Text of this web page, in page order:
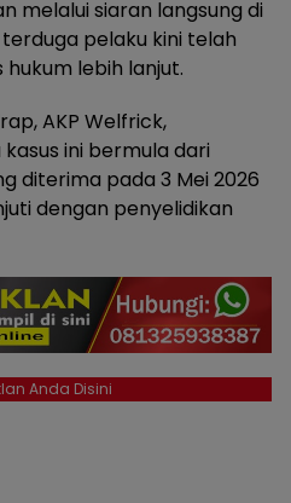
melalui siaran langsung di
pelaku kini telah
lebih lanjut.
AKP Welfrick,
ini bermula dari
diterima pada 3 Mei 2026
dengan penyelidikan
Anda Disini